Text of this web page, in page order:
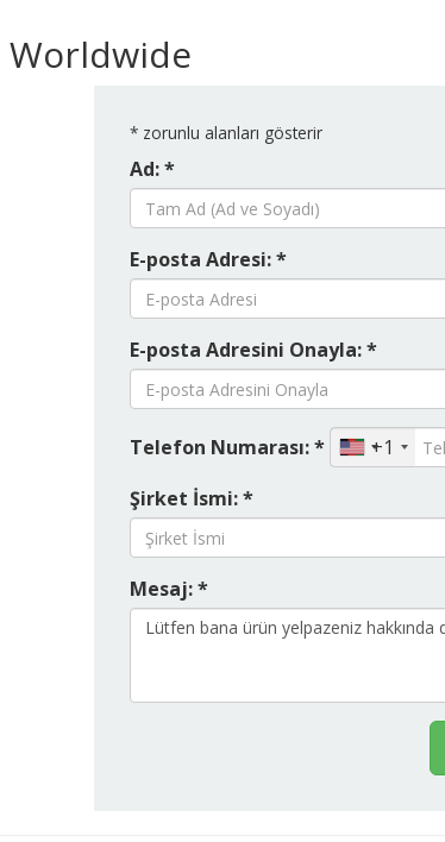
* zorunlu alanları gösterir
Ad: *
E-posta Adresi: *
E-posta Adresini Onayla: *
Telefon Numarası: *
+1
Şirket İsmi: *
Mesaj: *